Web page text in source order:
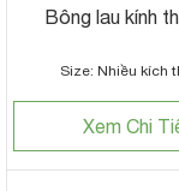
Bông lau kính
Size: Nhiều kích
Xem Chi